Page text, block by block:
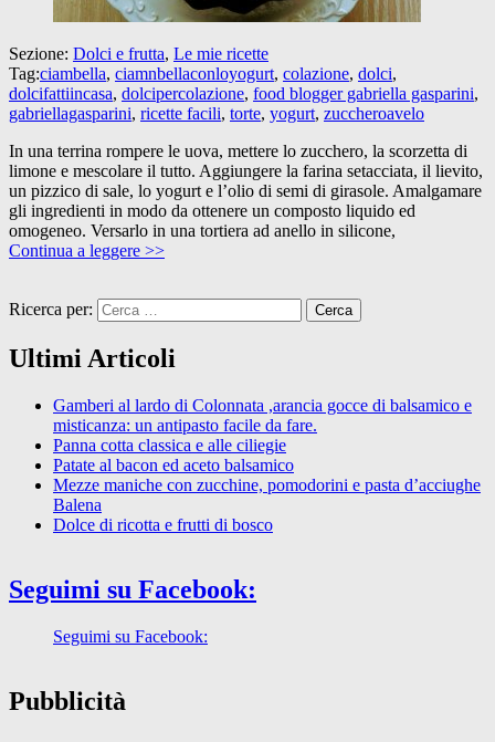
Sezione: Dolci e frutta, Le mie ricette
Tag:ciambella, ciamnbellaconloyogurt, colazione, dolci,
dolcifattiincasa, dolcipercolazione, food blogger gabriella gasparini,
gabriellagasparini, ricette facili, torte, yogurt, zuccheroavelo
In una terrina rompere le uova, mettere lo zucchero, la scorzetta di
limone e mescolare il tutto. Aggiungere la farina setacciata, il lievito,
un pizzico di sale, lo yogurt e l’olio di semi di girasole. Amalgamare
gli ingredienti in modo da ottenere un composto liquido ed
omogeneo. Versarlo in una tortiera ad anello in silicone,
Continua a leggere >>
Ricerca per:
Ultimi Articoli
Gamberi al lardo di Colonnata ,arancia gocce di balsamico e
misticanza: un antipasto facile da fare.
Panna cotta classica e alle ciliegie
Patate al bacon ed aceto balsamico
Mezze maniche con zucchine, pomodorini e pasta d’acciughe
Balena
Dolce di ricotta e frutti di bosco
Seguimi su Facebook:
Seguimi su Facebook:
Pubblicità